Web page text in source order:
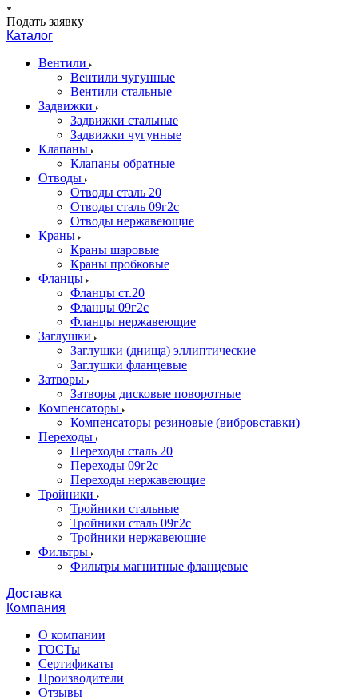
Подать заявку
Каталог
Вентили
Вентили чугунные
Вентили стальные
Задвижки
Задвижки стальные
Задвижки чугунные
Клапаны
Клапаны обратные
Отводы
Отводы сталь 20
Отводы сталь 09г2с
Отводы нержавеющие
Краны
Краны шаровые
Краны пробковые
Фланцы
Фланцы ст.20
Фланцы 09г2с
Фланцы нержавеющие
Заглушки
Заглушки (днища) эллиптические
Заглушки фланцевые
Затворы
Затворы дисковые поворотные
Компенсаторы
Компенсаторы резиновые (вибровставки)
Переходы
Переходы сталь 20
Переходы 09г2с
Переходы нержавеющие
Тройники
Тройники стальные
Тройники сталь 09г2с
Тройники нержавеющие
Фильтры
Фильтры магнитные фланцевые
Доставка
Компания
О компании
ГОСТы
Сертификаты
Производители
Отзывы